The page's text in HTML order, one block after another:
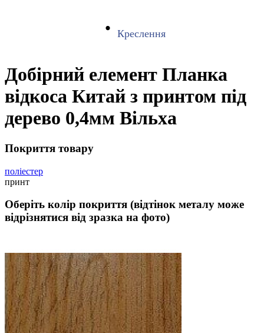
Креслення
Добірний елемент Планка
відкоса Китай з принтом під
дерево 0,4мм Вільха
Покриття товару
поліестер
принт
Оберіть колір покриття (відтінок металу може
відрізнятися від зразка на фото)